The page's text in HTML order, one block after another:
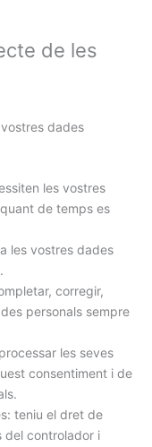
de les
dades
les vostres
de temps es
les vostres dades
corregir,
personals sempre
les seves
consentiment i de
teniu el dret de
del controlador i